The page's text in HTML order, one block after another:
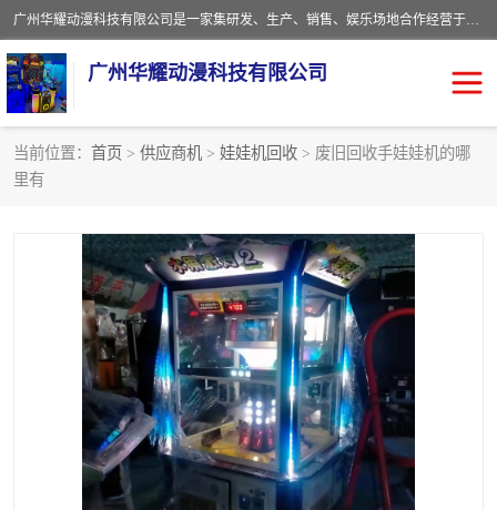
广州华耀动漫科技有限公司是一家集研发、生产、销售、娱乐场地合作经营于一体的动漫游戏公司。本公司拥有一支年轻化集研发生产到售后服务的队伍，及时地为客户提供、赚钱的产品。本公司以雄厚的实力、合理的价格、优良的服务与多家企业建立了长期的合作关系。热诚欢迎各界前来参观、考察、洽谈业务。目前公司经营的产品有：各种捕渔游戏机系列，大型模拟机系列、轮盘机系列、连线机系列、框体机系列、玛莉机系列等。
广州华耀动漫科技有限公司
当前位置： 首页 > 供应商机 > 娃娃机回收 > 废旧回收手娃娃机的哪
里有
娃娃机回收
赛车回收 电玩城回收
模拟机回收 儿童机回收
游戏厅回收 *机回收